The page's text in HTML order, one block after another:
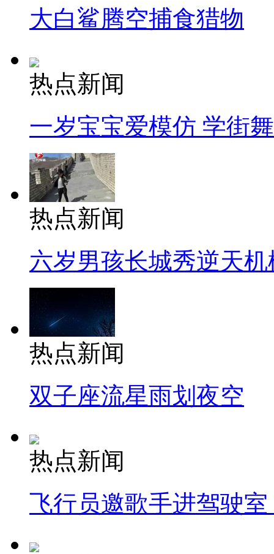
大白鲨腾空捕食猎物
热点新闻
一岁宝宝爱模仿 学街
热点新闻
六岁男孩长城秀逆天机
热点新闻
双子座流星雨划夜空
热点新闻
飞行员邀歌手进驾驶